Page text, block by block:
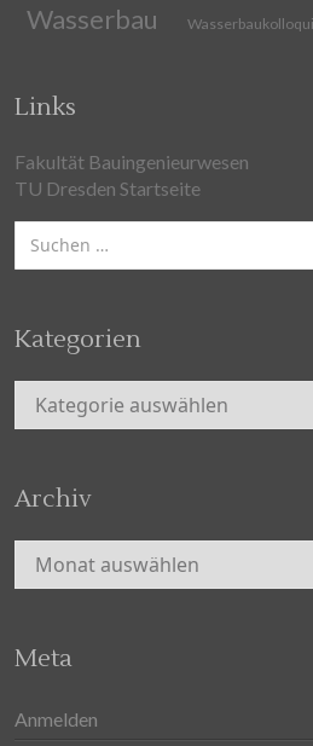
Wasserbau
Links
Fakultät Bauingenieurwesen
TU Dresden Startseite
nach:
Kategorien
Kategorien
Archiv
Archiv
Meta
Anmelden